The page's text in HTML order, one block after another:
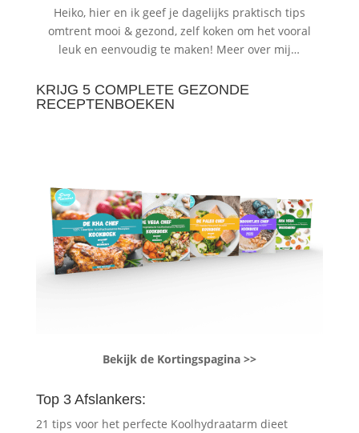
Heiko, hier en ik geef je dagelijks praktisch tips
omtrent mooi & gezond, zelf koken om het vooral
leuk en eenvoudig te maken! Meer over mij…
KRIJG 5 COMPLETE GEZONDE
RECEPTENBOEKEN
Bekijk de Kortingspagina >>
Top 3 Afslankers:
21 tips voor het perfecte Koolhydraatarm dieet